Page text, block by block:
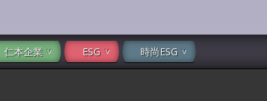
仁本企業 ESG 時尚ESG